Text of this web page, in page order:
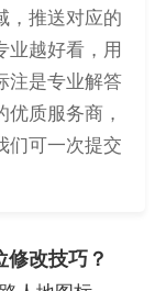
，推送对应的
业越好看，用
注是专业解答
质服务商，
们可一次提交
改技巧？